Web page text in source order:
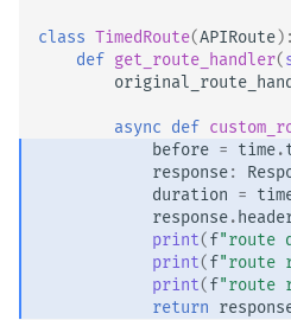
class TimedRoute(APIRoute):
def get_route_handler(
async def
before = time.
response:
duration =
response.
print(f"route
print(f"route
print(f"route
return